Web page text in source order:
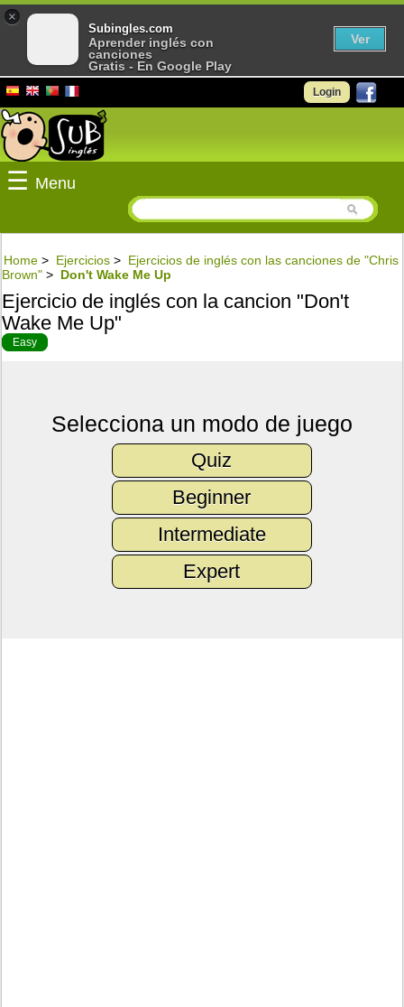
Login
☰ Menu
Home > Ejercicios > Ejercicios de inglés con las canciones de "Chris
Brown" > Don't Wake Me Up
Ejercicio de inglés con la cancion "Don't
Wake Me Up"
Easy
Selecciona un modo de juego
Quiz
Beginner
Intermediate
Expert
×
Subingles.com
Aprender inglés con
canciones
Gratis - En Google Play
Ver